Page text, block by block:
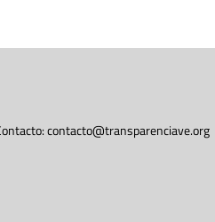
contacto@transparenciave.org